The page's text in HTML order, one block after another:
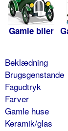
Gamle biler
Beklædning
Brugsgenstande
Fagudtryk
Farver
Gamle huse
Keramik/glas